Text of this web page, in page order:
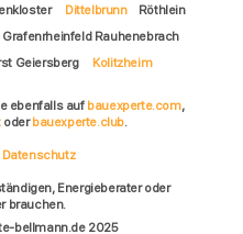
Dittelbrunn
Röthlein
Rauhenebrach
Geiersberg Kolitzheim
ebenfalls auf bauexperte.com,
oderbauexperte.club.
Energieberater oder
brauchen.
bellmann.de 2025